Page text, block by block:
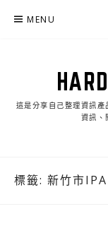
MENU
這是分享自己整理資訊
資訊、
標籤: 新竹市